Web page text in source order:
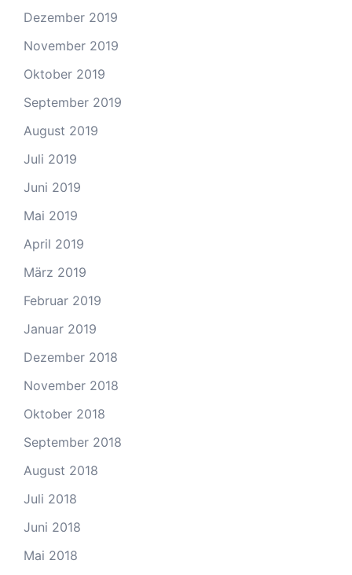
Dezember 2019
November 2019
Oktober 2019
September 2019
August 2019
Juli 2019
Juni 2019
Mai 2019
April 2019
März 2019
Februar 2019
Januar 2019
Dezember 2018
November 2018
Oktober 2018
September 2018
August 2018
Juli 2018
Juni 2018
Mai 2018